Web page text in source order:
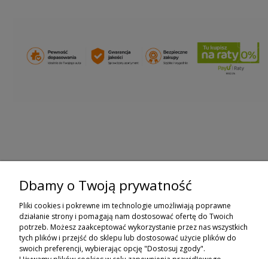
ZAPISZ SIĘ DO NEWSLETTERA
ZAPISZ SIĘ
ZAKUPY
Dbamy o Twoją prywatność
Pliki cookies i pokrewne im technologie umożliwiają poprawne
działanie strony i pomagają nam dostosować ofertę do Twoich
potrzeb. Możesz zaakceptować wykorzystanie przez nas wszystkich
tych plików i przejść do sklepu lub dostosować użycie plików do
swoich preferencji, wybierając opcję "Dostosuj zgody".